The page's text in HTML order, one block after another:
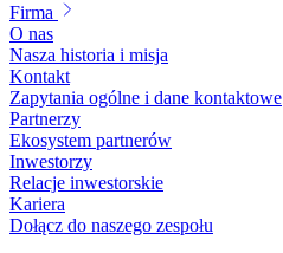
Firma
O nas
Nasza historia i misja
Kontakt
Zapytania ogólne i dane kontaktowe
Partnerzy
Ekosystem partnerów
Inwestorzy
Relacje inwestorskie
Kariera
Dołącz do naszego zespołu